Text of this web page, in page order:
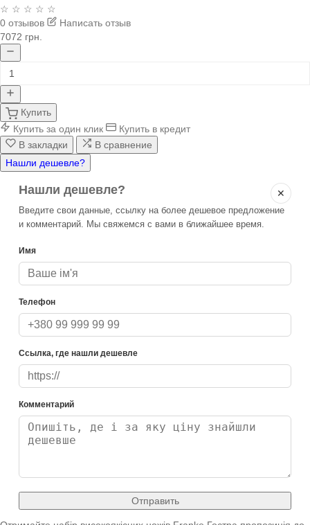
☆ ☆ ☆ ☆ ☆
0 отзывов
Написать отзыв
7072 грн.
Купить
Купить за один клик
Купить в кредит
В закладки
В сравнение
Нашли дешевле?
✕
Нашли дешевле?
Введите свои данные, ссылку на более дешевое предложение
и комментарий. Мы свяжемся с вами в ближайшее время.
Имя
Телефон
Ссылка, где нашли дешевле
Комментарий
Отправить